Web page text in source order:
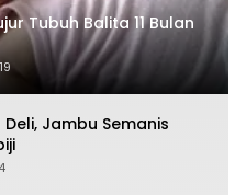
Tubuh Balita 11 Bulan
Jambu Semanis